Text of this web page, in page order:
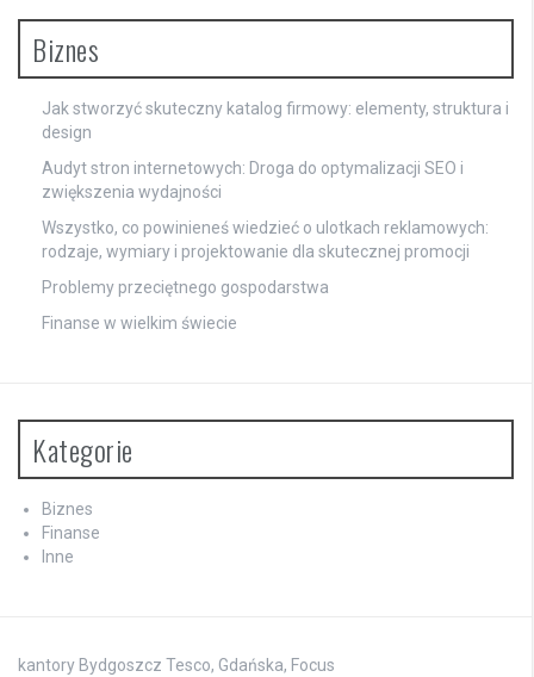
Biznes
Jak stworzyć skuteczny katalog firmowy: elementy, struktura i
design
Audyt stron internetowych: Droga do optymalizacji SEO i
zwiększenia wydajności
Wszystko, co powinieneś wiedzieć o ulotkach reklamowych:
rodzaje, wymiary i projektowanie dla skutecznej promocji
Problemy przeciętnego gospodarstwa
Finanse w wielkim świecie
Kategorie
Biznes
Finanse
Inne
kantory Bydgoszcz Tesco, Gdańska, Focus